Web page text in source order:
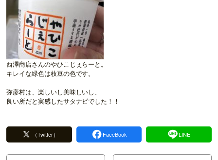
西澤商店さんのやひこじぇらーと。
キレイな緑色は枝豆の色です。
弥彦村は、楽しいし美味しいし、
良い所だと実感したサタナビでした！！
（Twitter） FaceBook LINE